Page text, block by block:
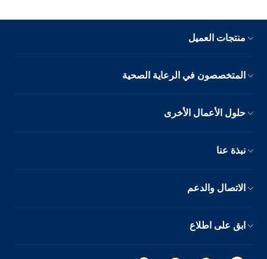
منتجات العميل
المتخصصون في الرعاية الصحية
حلول الأعمال الأخرى
نبذة عنا
الاتصال والدعم
ابق على اطلاع